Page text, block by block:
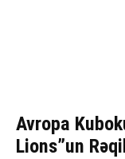
Avropa
Lions”un